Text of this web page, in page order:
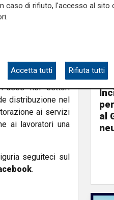
altri 6 milioni di
con la prima
In tutto,
che hanno già
in questi mesi di
nei settori
distribuzione nel
ai servizi
ai lavoratori una
seguiteci sul
.
Il
al
caso di rifiuto, l'accesso al
Accetta tutti Rifiuta tutti